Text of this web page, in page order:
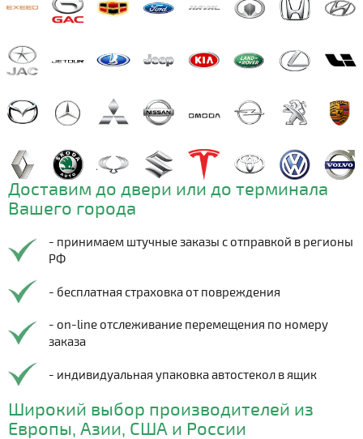
Доставим до двери или до терминала
Вашего города
- принимаем штучные заказы с отправкой в регионы
РФ
- бесплатная страховка от повреждения
- on-line отслеживание перемещения по номеру
заказа
- индивидуальная упаковка автостекол в ящик
Широкий выбор производителей из
Европы, Азии, США и России